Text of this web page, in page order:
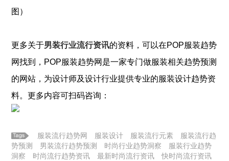
图）
更多关于男装行业流行资讯的资料，可以在POP服装趋势
网找到，POP服装趋势网是一家专门做服装相关趋势预测
的网站，为设计师及设计行业提供专业的服装设计趋势资
料。更多内容可扫码咨询：
服装流行趋势网 服装设计 服装流行元素
服装流行趋
势预测
男装流行趋势预测 时尚行业趋势洞察
服装行业趋势
洞察
时尚流行趋势资讯 最新时尚流行资讯 快时尚流行资讯